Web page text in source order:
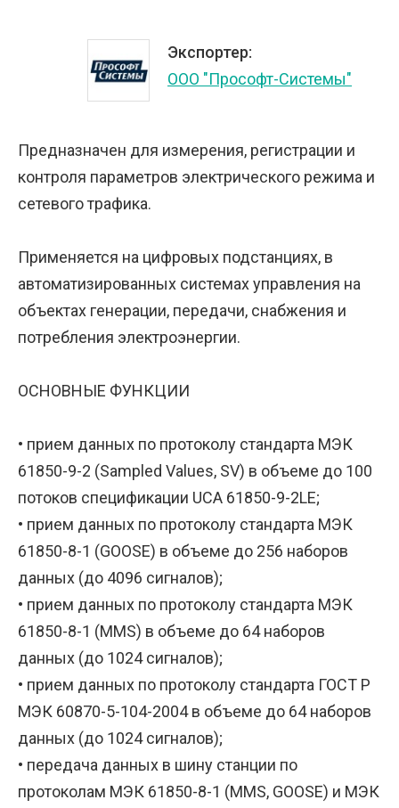
Экспортер:
ООО "Прософт-Системы"
Предназначен для измерения, регистрации и
контроля параметров электрического режима и
сетевого трафика.
Применяется на цифровых подстанциях, в
автоматизированных системах управления на
объектах генерации, передачи, снабжения и
потребления электроэнергии.
ОСНОВНЫЕ ФУНКЦИИ
• прием данных по протоколу стандарта МЭК
61850-9-2 (Sampled Values, SV) в объеме до 100
потоков спецификации UCA 61850-9-2LE;
• прием данных по протоколу стандарта МЭК
61850-8-1 (GOOSE) в объеме до 256 наборов
данных (до 4096 сигналов);
• прием данных по протоколу стандарта МЭК
61850-8-1 (MMS) в объеме до 64 наборов
данных (до 1024 сигналов);
• прием данных по протоколу стандарта ГОСТ Р
МЭК 60870-5-104-2004 в объеме до 64 наборов
данных (до 1024 сигналов);
• передача данных в шину станции по
протоколам МЭК 61850-8-1 (MMS, GOOSE) и МЭК